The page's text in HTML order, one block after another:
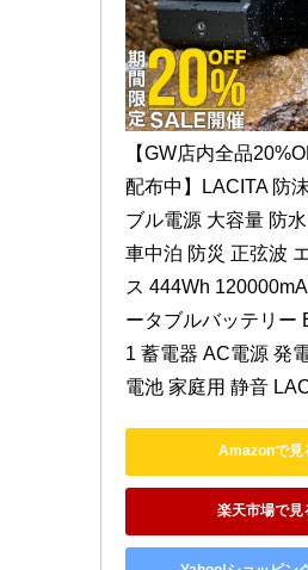
【GW店内全品
配布中】LACITA 防
ブル電源 大容量 防
車中泊 防災 正弦波
ス 444Wh
ータブルバッテリー
1 蓄電器 AC電源 発
電池 家庭用 静音
Amazonで見
楽天市場で見